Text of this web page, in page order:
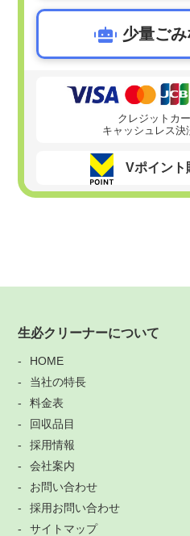
少量ご
クレジットカ
キャッシュレス決
Vポイント
生必クリーナーについて
HOME
当社の特長
料金表
回収品目
採用情報
会社案内
お問い合わせ
採用お問い合わせ
サイトマップ